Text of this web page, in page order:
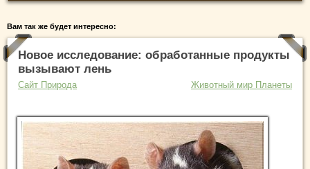
Вам так же будет интересно:
Новое исследование: обработанные продукты
вызывают лень
Сайт Природа Животный мир Планеты